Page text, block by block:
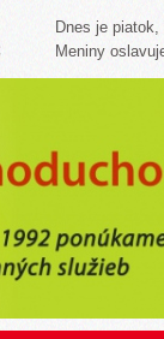
Dnes je
Meniny